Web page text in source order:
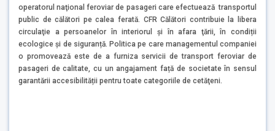
operatorul naţional feroviar de pasageri care efectuează transportul
public de călători pe calea ferată. CFR Călători contribuie la libera
circulaţie a persoanelor în interiorul şi în afara ţării, în condiții
ecologice și de siguranță. Politica pe care managementul companiei
o promovează este de a furniza servicii de transport feroviar de
pasageri de calitate, cu un angajament față de societate în sensul
garantării accesibilității pentru toate categoriile de cetăţeni.